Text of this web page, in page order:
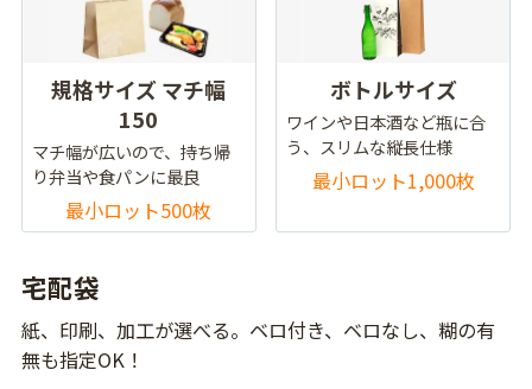
規格サイズ マチ幅
150
マチ幅が広いので、持ち帰
り弁当や食パンに最良
最小ロット500枚
ボトルサイズ
ワインや日本酒など瓶に合
う、スリムな縦長仕様
最小ロット1,000枚
宅配袋
紙、印刷、加工が選べる。ベロ付き、ベロなし、糊の有
無も指定OK！